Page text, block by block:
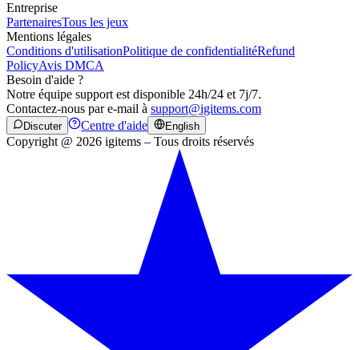
Entreprise
PartenairesTous les jeux
Mentions légales
Conditions d'utilisationPolitique de confidentialitéRefund
PolicyAvis DMCA
Besoin d'aide ?
Notre équipe support est disponible 24h/24 et 7j/7.
Contactez-nous par e-mail à support@igitems.com
Discuter Centre d'aide English
Copyright @ 2026 igitems – Tous droits réservés